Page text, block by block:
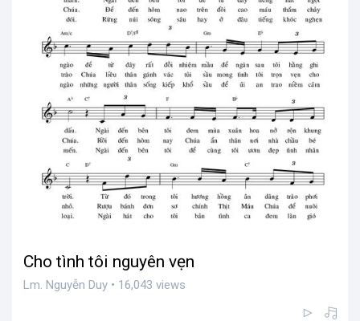
Cho tình tôi nguyên vẹn
Lm. Nguyễn Duy • 16,043 views